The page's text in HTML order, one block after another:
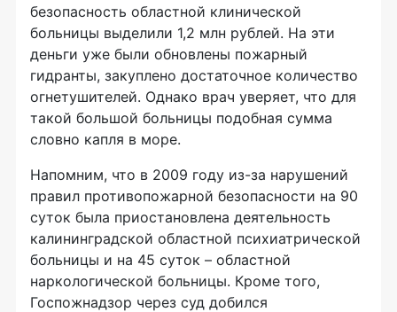
безопасность областной клинической
больницы выделили 1,2 млн рублей. На эти
деньги уже были обновлены пожарный
гидранты, закуплено достаточное количество
огнетушителей. Однако врач уверяет, что для
такой большой больницы подобная сумма
словно капля в море.
Напомним, что в 2009 году из-за нарушений
правил противопожарной безопасности на 90
суток была приостановлена деятельность
калининградской областной психиатрической
больницы и на 45 суток – областной
наркологической больницы. Кроме того,
Госпожнадзор через суд добился